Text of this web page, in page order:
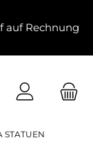
auf Rechnung
STATUEN